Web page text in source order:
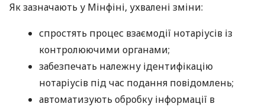
Як зазначають у Мінфіні, ухвалені зміни:
спростять процес взаємодії нотаріусів із
контролюючими органами;
забезпечать належну ідентифікацію
нотаріусів під час подання повідомлень;
автоматизують обробку інформації в